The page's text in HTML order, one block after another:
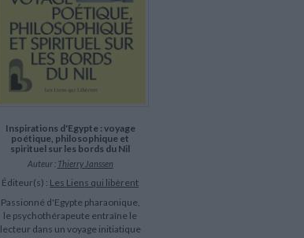
Inspirations d'Egypte : voyage
poétique, philosophique et
spirituel sur les bords du Nil
Auteur : Thierry Janssen
Éditeur(s) : Les Liens qui libèrent
Passionné d'Egypte pharaonique,
le psychothérapeute entraîne le
lecteur dans un voyage initiatique